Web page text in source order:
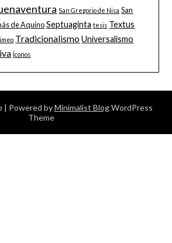
San Gregorio de Nisa San
de Aquino Septuaginta tesis Textus
Tradicionalismo Universalismo
Íconos
| Powered byMinimalist BlogWordPress
Theme